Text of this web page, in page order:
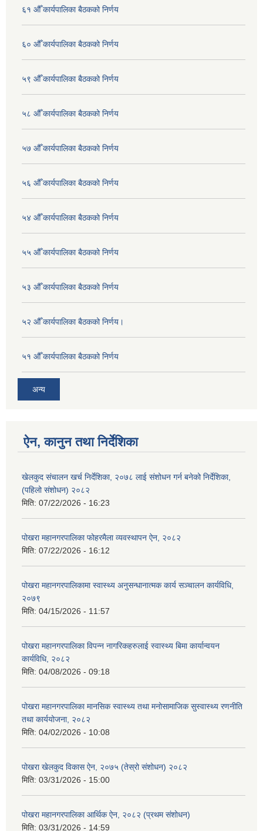
६१ औँ कार्यपालिका बैठकको निर्णय
६० औँ कार्यपालिका बैठकको निर्णय
५९ औँ कार्यपालिका बैठकको निर्णय
५८ औँ कार्यपालिका बैठकको निर्णय
५७ औँ कार्यपालिका बैठकको निर्णय
५६ औँ कार्यपालिका बैठकको निर्णय
५४ औँ कार्यपालिका बैठकको निर्णय
५५ औँ कार्यपालिका बैठकको निर्णय
५३ औँ कार्यपालिका बैठकको निर्णय
५२ औँ कार्यपालिका बैठकको निर्णय।
५१ औँ कार्यपालिका बैठकको निर्णय
अन्य
ऐन, कानुन तथा निर्देशिका
खेलकुद संचालन खर्च निर्देशिका, २०७८ लाई संशोधन गर्न बनेको निर्देशिका,
(पहिलो संशोधन) २०८२
मिति: 07/22/2026 - 16:23
पोखरा महानगरपालिका फोहरमैला व्यवस्थापन ऐन, २०८२
मिति: 07/22/2026 - 16:12
पोखरा महानगरपालिकामा स्वास्थ्य अनुसन्धानात्मक कार्य सञ्चालन कार्यविधि,
२०७९
मिति: 04/15/2026 - 11:57
पोखरा महानगरपालिका विपन्न नागरिकहरुलाई स्वास्थ्य बिमा कार्यान्वयन
कार्यविधि, २०८२
मिति: 04/08/2026 - 09:18
पोखरा महानगरपालिका मानसिक स्वास्थ्य तथा मनोसामाजिक सुस्वास्थ्य रणनीति
तथा कार्ययोजना, २०८२
मिति: 04/02/2026 - 10:08
पोखरा खेलकुद विकास ऐन, २०७५ (तेस्रो संशोधन) २०८२
मिति: 03/31/2026 - 15:00
पोखरा महानगरपालिका आर्थिक ऐन, २०८२ (प्रथम संशोधन)
मिति: 03/31/2026 - 14:59